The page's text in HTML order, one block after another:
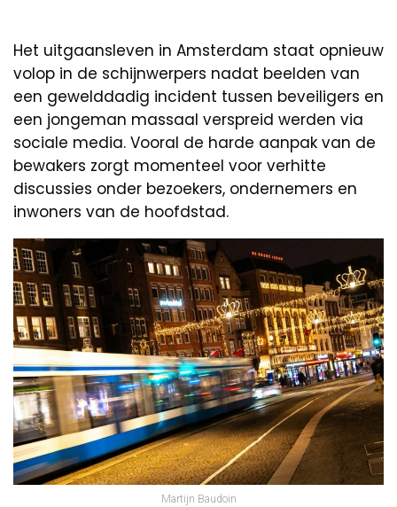
Het uitgaansleven in Amsterdam staat opnieuw
volop in de schijnwerpers nadat beelden van
een gewelddadig incident tussen beveiligers en
een jongeman massaal verspreid werden via
sociale media. Vooral de harde aanpak van de
bewakers zorgt momenteel voor verhitte
discussies onder bezoekers, ondernemers en
inwoners van de hoofdstad.
Martijn Baudoin